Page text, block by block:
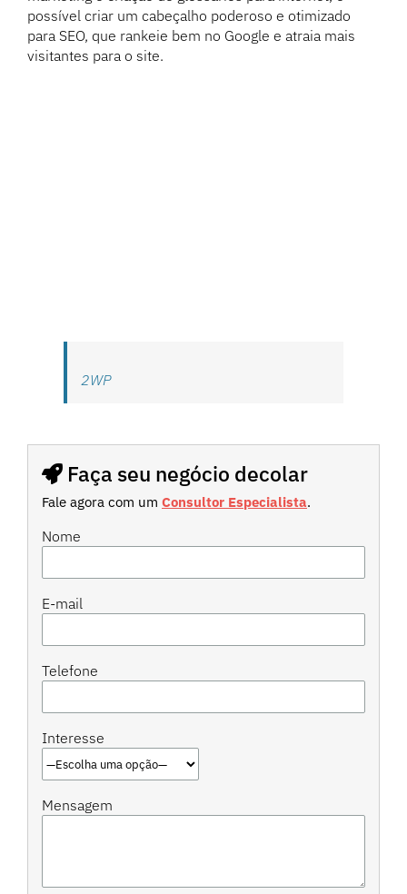
possível criar um cabeçalho poderoso e otimizado
para SEO, que rankeie bem no Google e atraia mais
visitantes para o site.
2WP
Faça seu negócio decolar
Fale agora com um Consultor Especialista.
Nome
E-mail
Telefone
Interesse
Mensagem